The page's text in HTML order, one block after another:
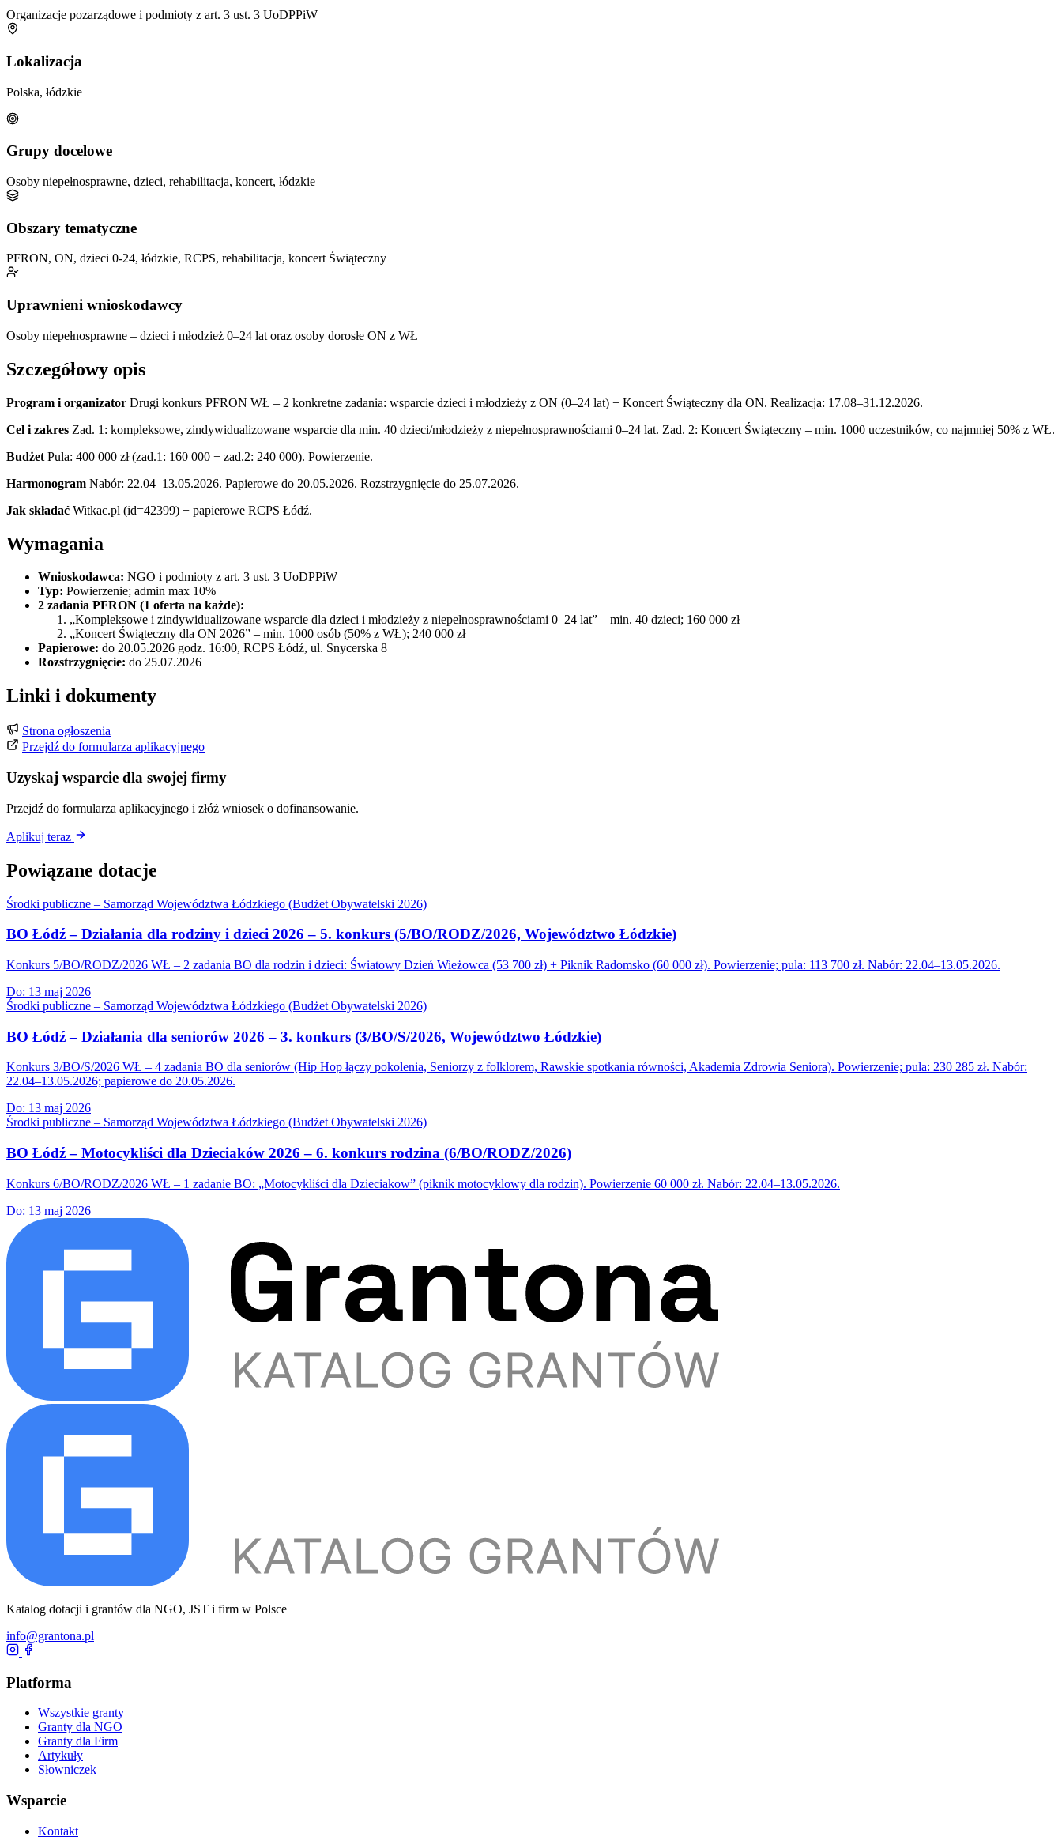
Organizacje pozarządowe i podmioty z art. 3 ust. 3 UoDPPiW
Lokalizacja
Polska, łódzkie
Grupy docelowe
Osoby niepełnosprawne, dzieci, rehabilitacja, koncert, łódzkie
Obszary tematyczne
PFRON, ON, dzieci 0-24, łódzkie, RCPS, rehabilitacja, koncert Świąteczny
Uprawnieni wnioskodawcy
Osoby niepełnosprawne – dzieci i młodzież 0–24 lat oraz osoby dorosłe ON z WŁ
Szczegółowy opis
Program i organizator Drugi konkurs PFRON WŁ – 2 konkretne zadania: wsparcie dzieci i młodzieży z ON (0–24 lat) + Koncert Świąteczny dla ON. Realizacja: 17.08–31.12.2026.
Cel i zakres Zad. 1: kompleksowe, zindywidualizowane wsparcie dla min. 40 dzieci/młodzieży z niepełnosprawnościami 0–24 lat. Zad. 2: Koncert Świąteczny – min. 1000 uczestników, co najmniej 50% z WŁ.
Budżet Pula: 400 000 zł (zad.1: 160 000 + zad.2: 240 000). Powierzenie.
Harmonogram Nabór: 22.04–13.05.2026. Papierowe do 20.05.2026. Rozstrzygnięcie do 25.07.2026.
Jak składać Witkac.pl (id=42399) + papierowe RCPS Łódź.
Wymagania
Wnioskodawca: NGO i podmioty z art. 3 ust. 3 UoDPPiW
Typ: Powierzenie; admin max 10%
2 zadania PFRON (1 oferta na każde):
„Kompleksowe i zindywidualizowane wsparcie dla dzieci i młodzieży z niepełnosprawnościami 0–24 lat” – min. 40 dzieci; 160 000 zł
„Koncert Świąteczny dla ON 2026” – min. 1000 osób (50% z WŁ); 240 000 zł
Papierowe: do 20.05.2026 godz. 16:00, RCPS Łódź, ul. Snycerska 8
Rozstrzygnięcie: do 25.07.2026
Linki i dokumenty
Strona ogłoszenia
Przejdź do formularza aplikacyjnego
Uzyskaj wsparcie dla swojej firmy
Przejdź do formularza aplikacyjnego i złóż wniosek o dofinansowanie.
Aplikuj teraz
Powiązane dotacje
Środki publiczne – Samorząd Województwa Łódzkiego (Budżet Obywatelski 2026)
BO Łódź – Działania dla rodziny i dzieci 2026 – 5. konkurs (5/BO/RODZ/2026, Województwo Łódzkie)
Konkurs 5/BO/RODZ/2026 WŁ – 2 zadania BO dla rodzin i dzieci: Światowy Dzień Wieżowca (53 700 zł) + Piknik Radomsko (60 000 zł). Powierzenie; pula: 113 700 zł. Nabór: 22.04–13.05.2026.
Do: 13 maj 2026
Środki publiczne – Samorząd Województwa Łódzkiego (Budżet Obywatelski 2026)
BO Łódź – Działania dla seniorów 2026 – 3. konkurs (3/BO/S/2026, Województwo Łódzkie)
Konkurs 3/BO/S/2026 WŁ – 4 zadania BO dla seniorów (Hip Hop łączy pokolenia, Seniorzy z folklorem, Rawskie spotkania równości, Akademia Zdrowia Seniora). Powierzenie; pula: 230 285 zł. Nabór:
22.04–13.05.2026; papierowe do 20.05.2026.
Do: 13 maj 2026
Środki publiczne – Samorząd Województwa Łódzkiego (Budżet Obywatelski 2026)
BO Łódź – Motocykliści dla Dzieciaków 2026 – 6. konkurs rodzina (6/BO/RODZ/2026)
Konkurs 6/BO/RODZ/2026 WŁ – 1 zadanie BO: „Motocykliści dla Dzieciakow” (piknik motocyklowy dla rodzin). Powierzenie 60 000 zł. Nabór: 22.04–13.05.2026.
Do: 13 maj 2026
Katalog dotacji i grantów dla NGO, JST i firm w Polsce
info@grantona.pl
Platforma
Wszystkie granty
Granty dla NGO
Granty dla Firm
Artykuły
Słowniczek
Wsparcie
Kontakt